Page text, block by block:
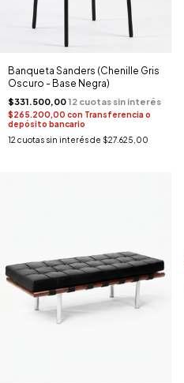
Banqueta Sanders (Chenille Gris
Oscuro - Base Negra)
$331.500,00
$265.200,00 con Transferencia o
depósito bancario
12 cuotas sin interés de $27.625,00